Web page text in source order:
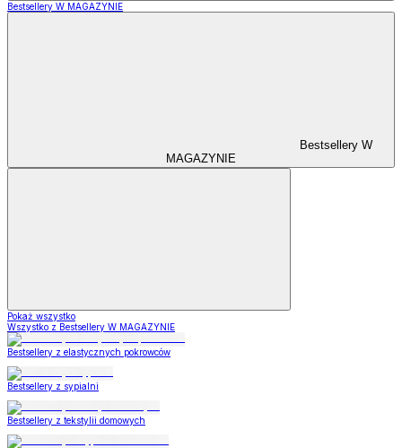
Bestsellery W MAGAZYNIE
Bestsellery W
MAGAZYNIE
Pokaż wszystko
Wszystko z Bestsellery W MAGAZYNIE
Bestsellery z elastycznych pokrowców
Bestsellery z sypialni
Bestsellery z tekstylii domowych